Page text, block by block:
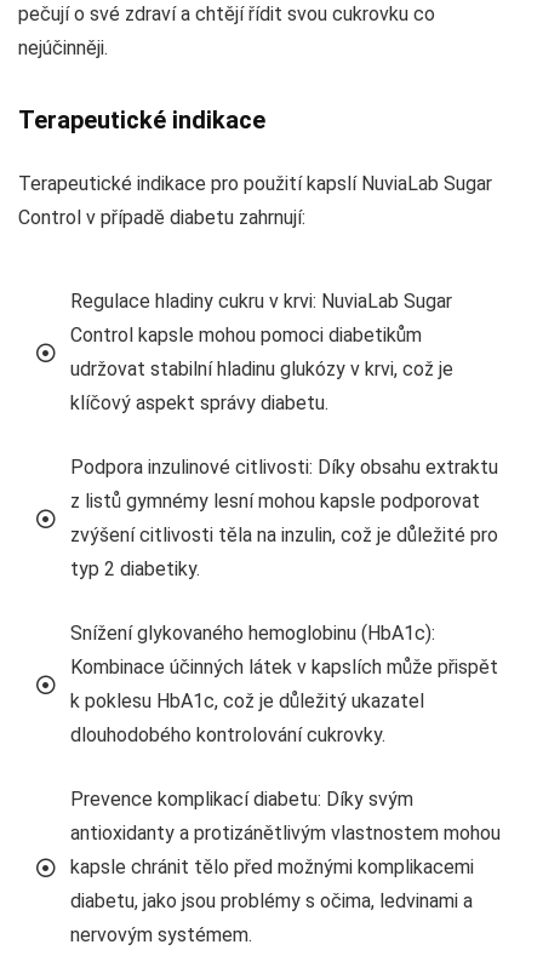
pečují o své zdraví a chtějí řídit svou cukrovku co
nejúčinněji.
Terapeutické indikace
Terapeutické indikace pro použití kapslí NuviaLab Sugar
Control v případě diabetu zahrnují:
Regulace hladiny cukru v krvi: NuviaLab Sugar
Control kapsle mohou pomoci diabetikům
udržovat stabilní hladinu glukózy v krvi, což je
klíčový aspekt správy diabetu.
Podpora inzulinové citlivosti: Díky obsahu extraktu
z listů gymnémy lesní mohou kapsle podporovat
zvýšení citlivosti těla na inzulin, což je důležité pro
typ 2 diabetiky.
Snížení glykovaného hemoglobinu (HbA1c):
Kombinace účinných látek v kapslích může přispět
k poklesu HbA1c, což je důležitý ukazatel
dlouhodobého kontrolování cukrovky.
Prevence komplikací diabetu: Díky svým
antioxidanty a protizánětlivým vlastnostem mohou
kapsle chránit tělo před možnými komplikacemi
diabetu, jako jsou problémy s očima, ledvinami a
nervovým systémem.